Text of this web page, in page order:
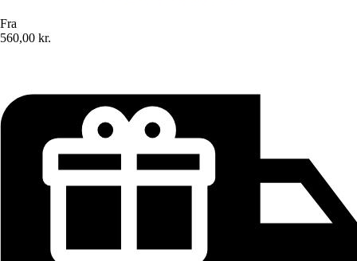
Fra
560,00 kr.